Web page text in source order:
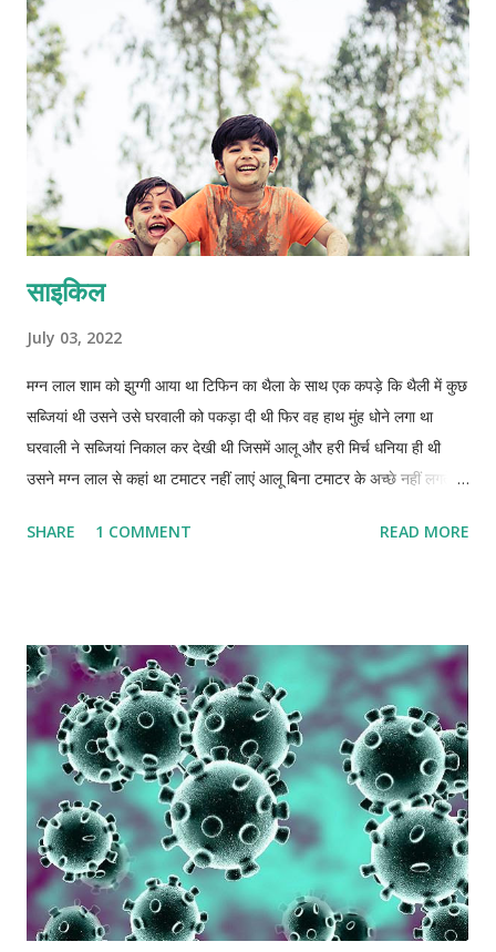
किताब में ऊलछे रहते थे यू तो एकाउंट को सम्हालने वाले सी ऐ भी थे पर उनके ही
हिसाब किताब को चेक करते थे विश्वास अपने रोम पर भी नहीं था अर्धांगिनी कभी
कभी टोकती तब यू कहकर टरका देते कि बस अब आख़री साल ...
साइकिल
July 03, 2022
मग्न लाल शाम को झुग्गी आया था टिफिन का थैला के साथ एक कपड़े कि थैली में कुछ
सब्जियां थी उसने उसे घरवाली को पकड़ा दी थी फिर वह हाथ मुंह धोने लगा था
घरवाली ने सब्जियां निकाल कर देखी थी जिसमें आलू और हरी मिर्च धनिया ही थी
उसने मग्न लाल से कहां था टमाटर नहीं लाएं आलू बिना टमाटर के अच्छे नहीं लगते हैं
खरीदने कि हिम्मत ही नहीं पड़ती है ऐसा करो आलू को उबालकर हरी मिर्च धनिया
ही धुन में बड़बड़ाने लगी थी । मग्न लाल:- मुंह में कुल्ला करते हुए कमला महंगाई दिन
पर दिन अमरबेल कि तरह पनप रही हैं यह हमारे जैसे कमजोर वृक्ष को कभी भी हरा
भरा नहीं होनी देगी उसने दार्शनिक लहज़े से अपना तर्क दिया था । मग्न लाल दिहाड़ी
मजदूर था सारे दिन पसीना वहां कर तीन सो रूपए ही कमा पाता था पहले कमला भी
काम पर जाती ...
SHARE 1 COMMENT READ MORE